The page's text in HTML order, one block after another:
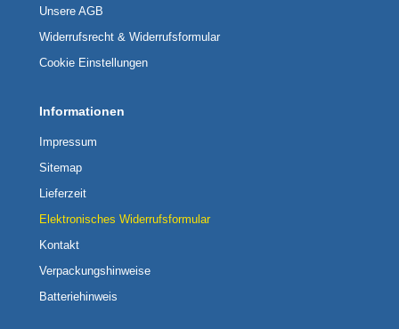
Unsere AGB
Widerrufsrecht & Widerrufsformular
Cookie Einstellungen
Informationen
Impressum
Sitemap
Lieferzeit
Elektronisches Widerrufsformular
Kontakt
Verpackungshinweise
Batteriehinweis